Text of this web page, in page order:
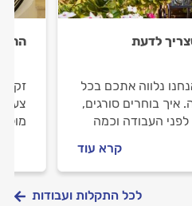
לדעת
נלווה אתכם בכל
בוחרים סורגים,
העבודה וכמה
קרא עוד
צעד
מול
לכל התקלות ועבודות